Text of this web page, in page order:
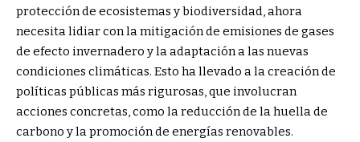
protección de ecosistemas y biodiversidad, ahora
necesita lidiar con la mitigación de emisiones de gases
de efecto invernadero y la adaptación a las nuevas
condiciones climáticas. Esto ha llevado a la creación de
políticas públicas más rigurosas, que involucran
acciones concretas, como la reducción de la huella de
carbono y la promoción de energías renovables.